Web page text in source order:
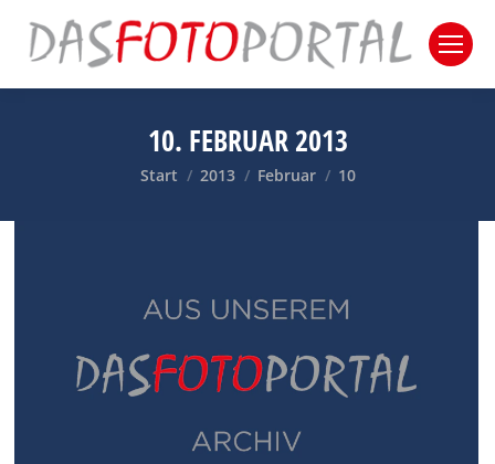
10. FEBRUAR 2013
Sie befinden sich hier:
Start 2013 Februar 10